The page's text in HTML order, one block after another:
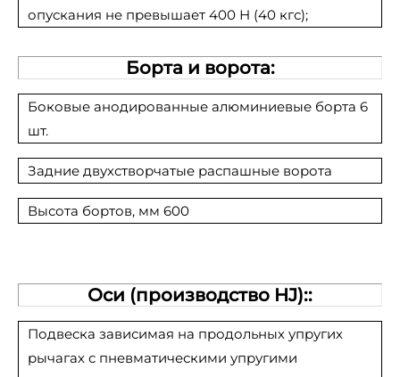
опускания не превышает 400 Н (40 кгс);
Борта и ворота:
Боковые анодированные алюминиевые борта 6
шт.
Задние двухстворчатые распашные ворота
Высота бортов, мм 600
Оси (производство HJ)::
Подвеска зависимая на продольных упругих
рычагах с пневматическими упругими